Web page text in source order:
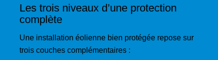
Les trois niveaux d’une protection
complète
Une installation éolienne bien protégée repose sur
trois couches complémentaires :